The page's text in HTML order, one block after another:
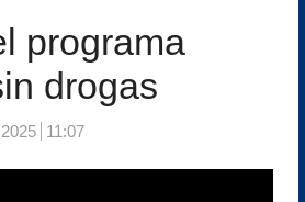
programa
drogas
11:07